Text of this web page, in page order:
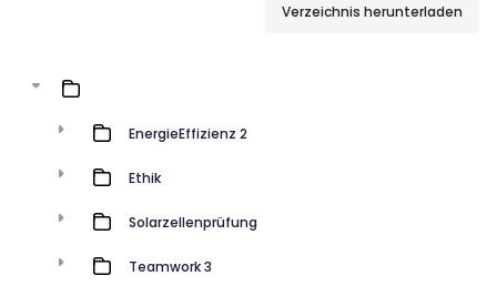
Verzeichnis herunterladen
EnergieEffizienz 2
Ethik
Solarzellenprüfung
Teamwork 3